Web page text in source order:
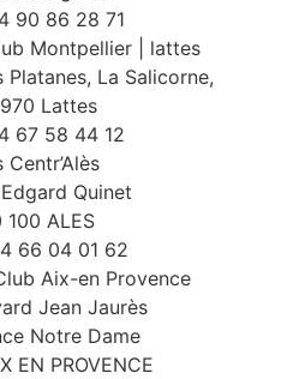
90 86 28 71
Montpellier | lattes
La Salicorne,
Lattes
67 58 44 12
Centr’Alès
Quinet
100 ALES
66 04 01 62
Aix-en Provence
Jean Jaurès
Notre Dame
EN PROVENCE